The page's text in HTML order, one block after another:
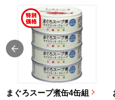
まぐろスープ煮缶4缶組